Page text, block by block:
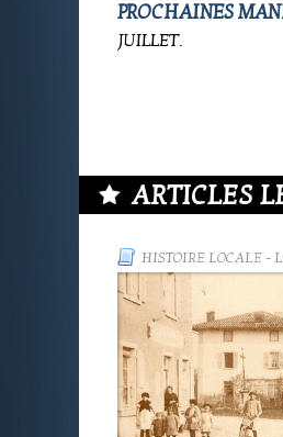
PROCHAINES
JUILLET.
ARTICLES
HISTOIRE LOCALE-